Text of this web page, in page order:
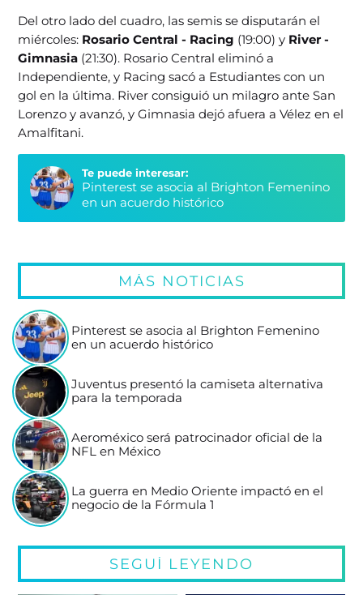
Del otro lado del cuadro, las semis se disputarán el
miércoles: Rosario Central - Racing (19:00) y River -
Gimnasia (21:30). Rosario Central eliminó a
Independiente, y Racing sacó a Estudiantes con un
gol en la última. River consiguió un milagro ante San
Lorenzo y avanzó, y Gimnasia dejó afuera a Vélez en el
Amalfitani.
Te puede interesar:
Pinterest se asocia al Brighton Femenino
en un acuerdo histórico
MÁS NOTICIAS
Pinterest se asocia al Brighton Femenino
en un acuerdo histórico
Juventus presentó la camiseta alternativa
para la temporada
Aeroméxico será patrocinador oficial de la
NFL en México
La guerra en Medio Oriente impactó en el
negocio de la Fórmula 1
SEGUÍ LEYENDO